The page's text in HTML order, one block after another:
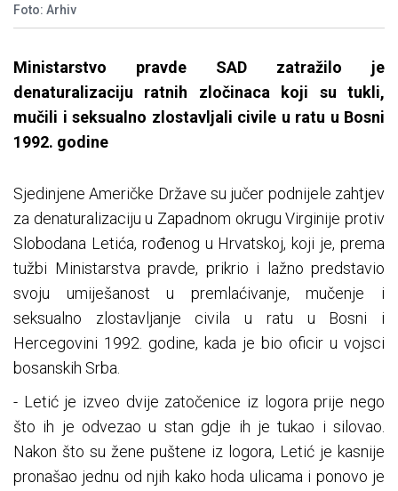
Foto: Arhiv
Ministarstvo pravde SAD zatražilo je
denaturalizaciju ratnih zločinaca koji su tukli,
mučili i seksualno zlostavljali civile u ratu u Bosni
1992. godine
Sjedinjene Američke Države su jučer podnijele zahtjev
za denaturalizaciju u Zapadnom okrugu Virginije protiv
Slobodana Letića, rođenog u Hrvatskoj, koji je, prema
tužbi Ministarstva pravde, prikrio i lažno predstavio
svoju umiješanost u premlaćivanje, mučenje i
seksualno zlostavljanje civila u ratu u Bosni i
Hercegovini 1992. godine, kada je bio oficir u vojsci
bosanskih Srba.
- Letić je izveo dvije zatočenice iz logora prije nego
što ih je odvezao u stan gdje ih je tukao i silovao.
Nakon što su žene puštene iz logora, Letić je kasnije
pronašao jednu od njih kako hoda ulicama i ponovo je